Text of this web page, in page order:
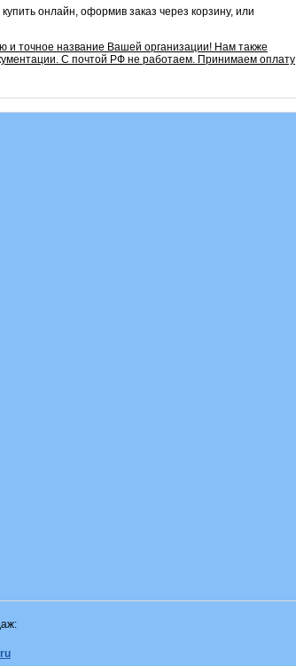
онлайн, оформив заказ через корзину, или
и точное название Вашей организации! Нам также
С почтой РФ не работаем. Принимаем оплату